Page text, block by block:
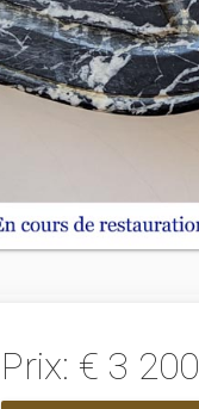
Prix: € 3 200